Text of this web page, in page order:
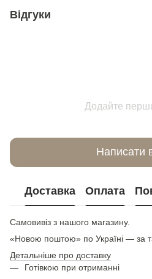
Відгуки
Додайте
Написати
Доставка Оплата
Самовивіз з нашого магазину.
«Новою поштою» по Україні — за
Детальніше про доставку
Готівкою при отриманні